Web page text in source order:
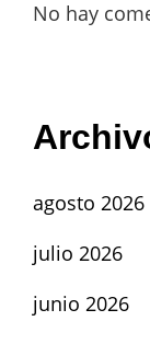
No hay
agosto 2026
julio 2026
junio 2026